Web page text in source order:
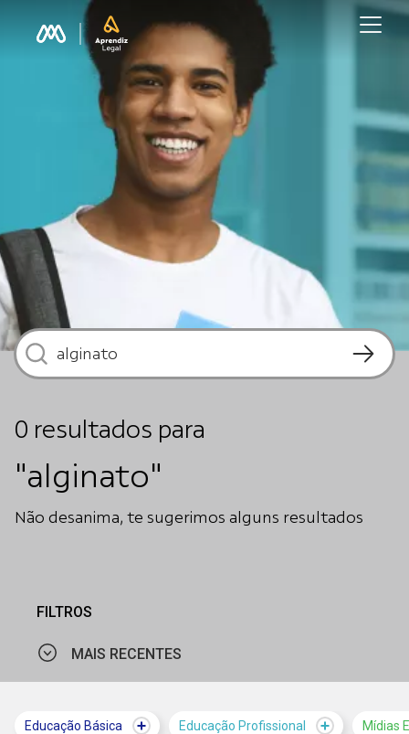
0 resultados para
"alginato"
Não desanima, te sugerimos alguns resultados
FILTROS
MAIS RECENTES
Educação Básica Educação Profissional Mídias